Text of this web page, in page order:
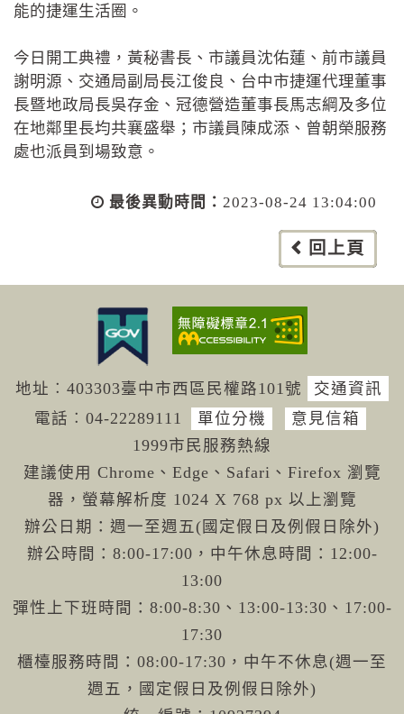
能的捷運生活圈。
今日開工典禮，黃秘書長、市議員沈佑蓮、前市議員
謝明源、交通局副局長江俊良、台中市捷運代理董事
長暨地政局長吳存金、冠德營造董事長馬志綱及多位
在地鄰里長均共襄盛舉；市議員陳成添、曾朝榮服務
處也派員到場致意。
最後異動時間： 2023-08-24 13:04:00
回上頁
地址︰403303臺中市西區民權路101號
交通資訊
電話︰04-22289111 單位分機
意見信箱
1999市民服務熱線
建議使用 Chrome、Edge、Safari、Firefox 瀏覽
器，螢幕解析度 1024 X 768 px 以上瀏覽
辦公日期：週一至週五(國定假日及例假日除外)
辦公時間：8:00-17:00，中午休息時間：12:00-
13:00
彈性上下班時間：8:00-8:30、13:00-13:30、17:00-
17:30
櫃檯服務時間：08:00-17:30，中午不休息(週一至
週五，國定假日及例假日除外)